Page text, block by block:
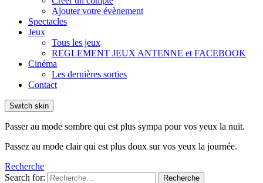
Ajouter votre évènement
Spectacles
Jeux
Tous les jeux
REGLEMENT JEUX ANTENNE et FACEBOOK
Cinéma
Les dernières sorties
Contact
Switch skin
Passer au mode sombre qui est plus sympa pour vos yeux la nuit.
Passez au mode clair qui est plus doux sur vos yeux la journée.
Recherche
Search for:
Recherche